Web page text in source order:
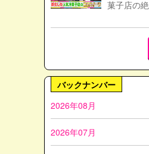
菓子店の絶
バックナンバー
2026年08月
2026年07月